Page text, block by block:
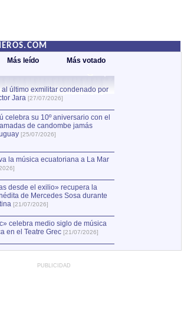
Más leído Más votado
último exmilitar condenado por
Jara [27/07/2026]
celebra su 10º aniversario con el
de candombe jamás
[25/07/2026]
la música ecuatoriana a La Mar
desde el exilio» recupera la
de Mercedes Sosa durante
[21/07/2026]
celebra medio siglo de música
en el Teatre Grec [21/07/2026]
PUBLICIDAD